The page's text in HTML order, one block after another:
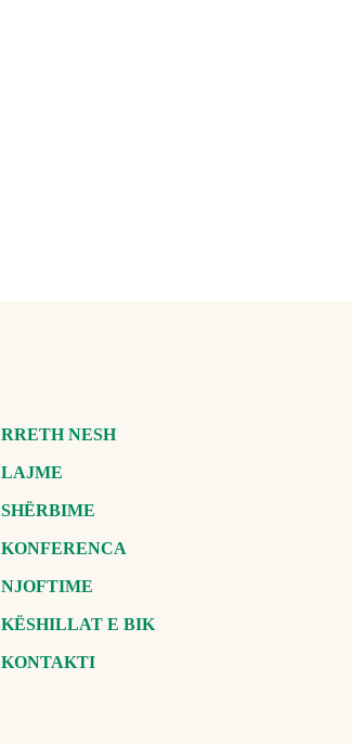
RRETH NESH
LAJME
SHËRBIME
KONFERENCA
NJOFTIME
KËSHILLAT E BIK
KONTAKTI